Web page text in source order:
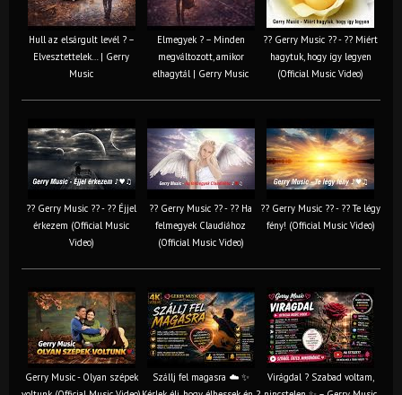
Hull az elsárgult levél ? –
Elvesztettelek… | Gerry
Music
Elmegyek ? – Minden
megváltozott, amikor
elhagytál | Gerry Music
?? Gerry Music ?? - ?? Miért
hagytuk, hogy így legyen
(Official Music Video)
?? Gerry Music ?? - ?? Éjjel
érkezem (Official Music
Video)
?? Gerry Music ?? - ?? Ha
felmegyek Claudiához
(Official Music Video)
?? Gerry Music ?? - ?? Te légy
fény! (Official Music Video)
Gerry Music - Olyan szépek
Szállj fel magasra ☁️ ✨
Virágdal ? Szabad voltam,